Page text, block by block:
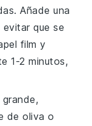
Añade una
evitar que se
film y
1-2 minutos,
de oliva o